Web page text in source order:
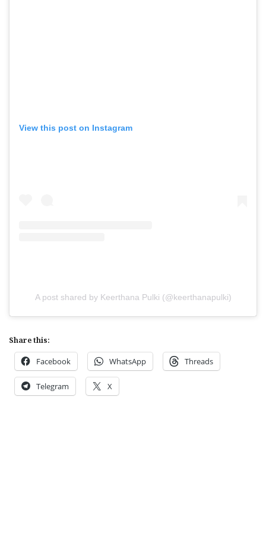
View this post on Instagram
A post shared by Keerthana Pulki (@keerthanapulki)
Share this:
Facebook WhatsApp Threads
Telegram X